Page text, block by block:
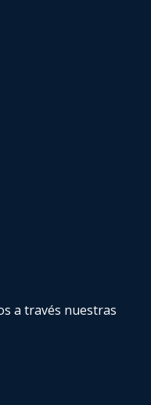
a través nuestras